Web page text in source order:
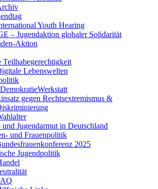
Youth Hearing
– Jugendaktion globaler Solidarität
Aktion
Teilhabegerechtigkeit
Lebenswelten
gegen Rechtsextremismus &
Jugendarmut in Deutschland
und Frauenpolitik
2025
Jugendpolitik